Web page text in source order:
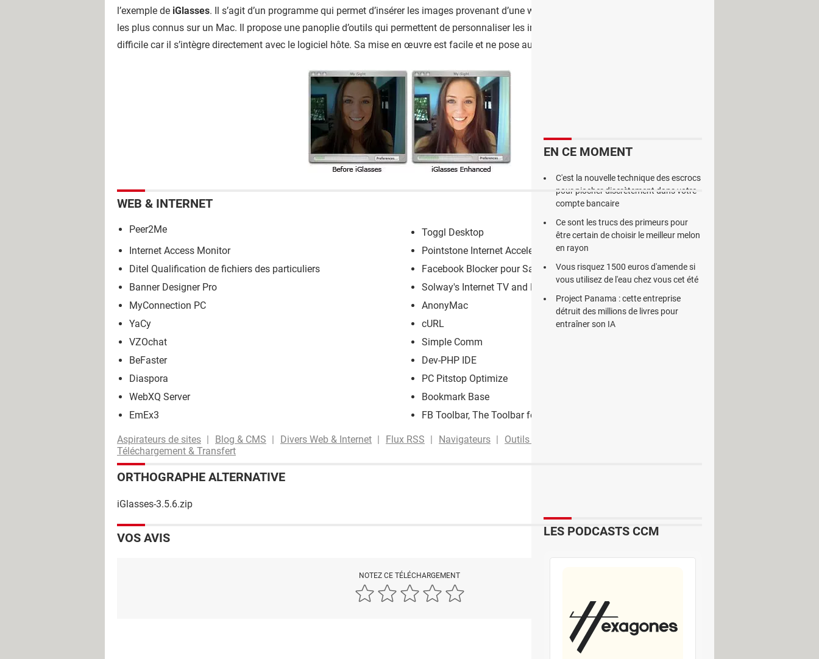
l’exemple de iGlasses. Il s’agit d’un programme qui permet d’insérer les images provenant d’une webcam avec les logiciels de discussion
les plus connus sur un Mac. Il propose une panoplie d’outils qui permettent de personnaliser les images. Sa prise en main n’est pas
difficile car il s’intègre directement avec le logiciel hôte. Sa mise en œuvre est facile et ne pose aucun problème.
WEB & INTERNET
Peer2Me
Toggl Desktop
Internet Access Monitor
Pointstone Internet Accelerator
Ditel Qualification de fichiers des particuliers
Facebook Blocker pour Safari
Banner Designer Pro
Solway's Internet TV and Radio
MyConnection PC
AnonyMac
YaCy
cURL
VZOchat
Simple Comm
BeFaster
Dev-PHP IDE
Diaspora
PC Pitstop Optimize
WebXQ Server
Bookmark Base
EmEx3
FB Toolbar, The Toolbar for Facebook
Aspirateurs de sites Blog & CMS Divers Web & Internet Flux RSS Navigateurs Outils Internet
Téléchargement & Transfert
ORTHOGRAPHE ALTERNATIVE
iGlasses-3.5.6.zip
VOS AVIS
NOTEZ CE TÉLÉCHARGEMENT
EN CE MOMENT
C'est la nouvelle technique des escrocs
pour piocher discrètement dans votre
compte bancaire
Ce sont les trucs des primeurs pour
être certain de choisir le meilleur melon
en rayon
Vous risquez 1500 euros d'amende si
vous utilisez de l'eau chez vous cet été
Project Panama : cette entreprise
détruit des millions de livres pour
entraîner son IA
LES PODCASTS CCM